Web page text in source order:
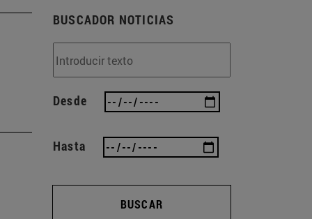
BUSCADOR NOTICIAS
Desde
Hasta
BUSCAR